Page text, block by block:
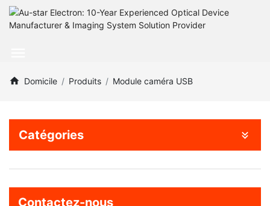
Domicile Produits Module caméra USB
Catégories
Contactez-nous